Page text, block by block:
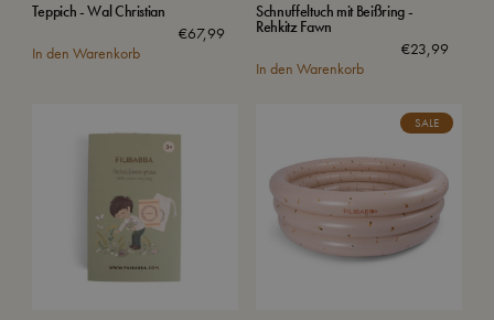
Teppich - Wal Christian
€67,99
In den Warenkorb
Schnuffeltuch mit Beißring -
Rehkitz Fawn
€23,99
In den Warenkorb
SALE